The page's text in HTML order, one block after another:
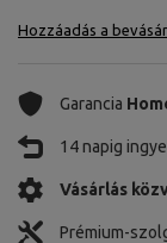
Hozzáadás a
Garancia
14 napig
Vásárlás
Prémium-